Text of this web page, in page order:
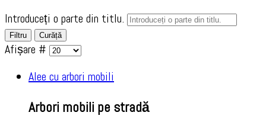
Introduceți o parte din titlu.
Filtru Curăță
Afișare #
Alee cu arbori mobili
Arbori mobili pe stradă